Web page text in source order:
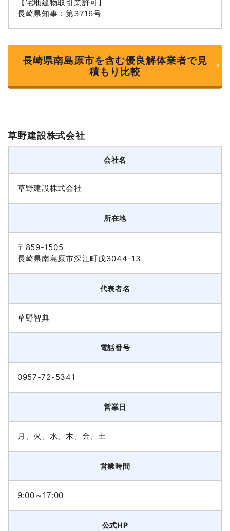
【宅地建物取引業許可】
長崎県知事：第3716号
長崎県南島原市を含む優良解体業者で見
積もり比較
草野建設株式会社
会社名
草野建設株式会社
所在地
〒859-1505
長崎県南島原市深江町戊3044-13
代表者名
草野智典
電話番号
0957-72-5341
営業日
月、火、水、木、金、土
営業時間
9:00～17:00
公式HP